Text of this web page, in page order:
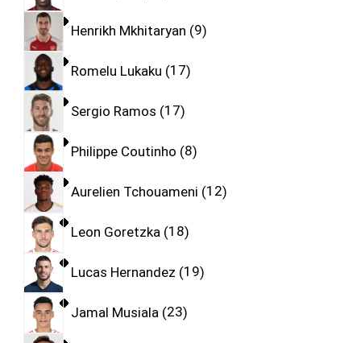
Henrikh Mkhitaryan 9
Romelu Lukaku 17
Sergio Ramos 17
Philippe Coutinho 8
Aurelien Tchouameni 12
Leon Goretzka 18
Lucas Hernandez 19
Jamal Musiala 23